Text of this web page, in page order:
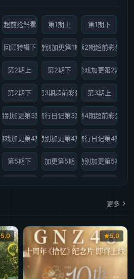
超前抢鲜看 第1期上 第1期下
回顾特辑下 特别加更第1期 第2期超前彩蛋
第2期上 第2期下 游戏加更第2期
第2期下 第3期超前彩蛋 第3期上
特别加更第3期 旅行日记第3期 第4期超前彩蛋
游戏加更第4期 特别加更第4期 旅行日记第4期
第5期下 加更第5期 特别加更第5期
更多
5.0 5.0